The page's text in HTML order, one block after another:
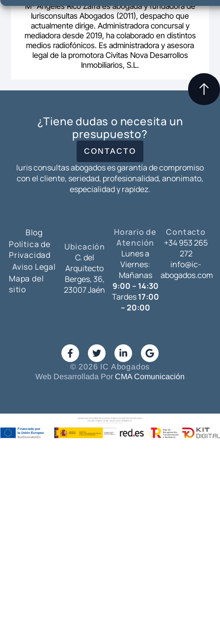
Mª Ángeles Rico Zafra es abogada y fundadora de
Iurisconsultas Abogados (2011), despacho que
actualmente dirige. Administradora concursal y
mediadora desde 2019, ha colaborado en distintos
medios radiofónicos. Es administradora y asesora
legal de la promotora Civitas Nova Desarrollos
Inmobiliarios, S.L.
¿Tiene dudas o necesita un
presupuesto?
CONTACTO
Iuris consultas abogados es garantía de compromiso
con el cliente, seriedad, profesionalidad, anonimato,
especialidad y rapidez.
Blog
Política de
Privacidad
Aviso Legal
Mapa del
sitio
Ubicación
C. del
Arquitecto
Berges, 36,
23007 Jaén
Horario de
Atención
Lunes a
Viernes:
Mañanas
9:00 – 14:30
Tardes17:00
– 20:00
Contacto
+34 953 265
272
info@ic-
abogados.com
© 2026 IC Abogados
Web Desarrollada Por CMA Comunicación